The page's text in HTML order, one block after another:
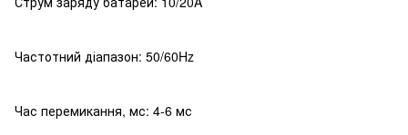
Частотний діапазон: 50/60Hz
Час перемикання, мс: 4-6 мс